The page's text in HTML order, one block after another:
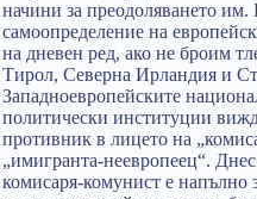
начини за преодоляването
самоопределение на
на дневен ред, ако не броим
Тирол, Северна Ирландия и
Западноевропейските
политически институции
противник в лицето на
„имигранта-неевропеец“. Днес
комисаря-комунист е напълно